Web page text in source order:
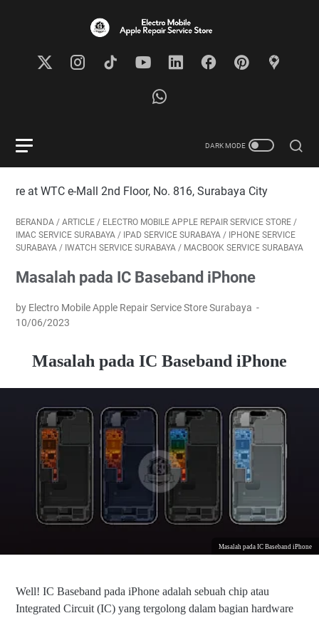
Mall 2nd Floor, No. 816, Surabaya City
BERANDA / ARTICLE / ELECTRO MOBILE APPLE REPAIR SERVICE STORE /
IMAC SERVICE SURABAYA / IPAD SERVICE SURABAYA / IPHONE SERVICE
SURABAYA / IWATCH SERVICE SURABAYA / MACBOOK SERVICE SURABAYA
Masalah pada IC Baseband iPhone
by Electro Mobile Apple Repair Service Store Surabaya
10/06/2023
Masalah pada IC Baseband iPhone
Masalah pada IC Baseband iPhone
Well! IC Baseband pada iPhone adalah sebuah chip atau
Integrated Circuit (IC) yang tergolong dalam bagian hardware